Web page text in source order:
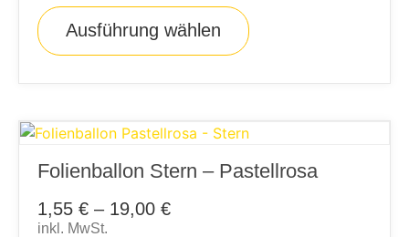
Ausführung wählen
Folienballon Stern – Pastellrosa
1,55 € – 19,00 €
inkl. MwSt.